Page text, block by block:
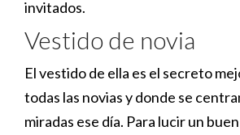
invitados.
Vestido de novia
El vestido de ella es el secreto
todas las novias y donde se
miradas ese día. Para lucir un